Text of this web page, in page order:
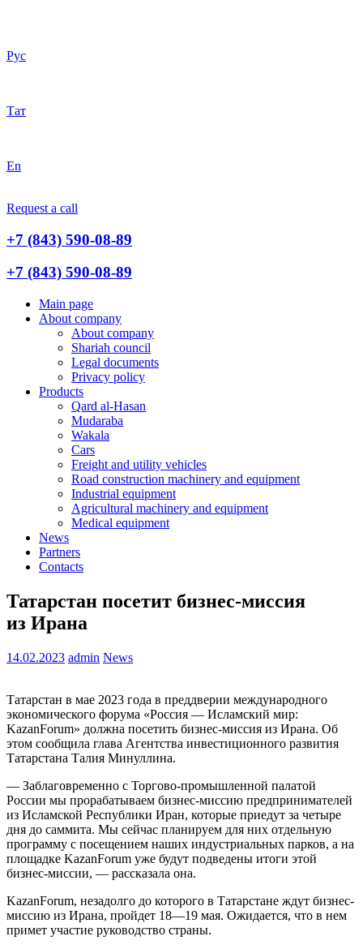
Рус
Тат
En
Request a call
+7 (843) 590-08-89
+7 (843) 590-08-89
Main page
About company
About company
Shariah council
Legal documents
Privacy policy
Products
Qard al-Hasan
Mudaraba
Wakala
Cars
Freight and utility vehicles
Road construction machinery and equipment
Industrial equipment
Agricultural machinery and equipment
Medical equipment
News
Partners
Contacts
Татарстан посетит бизнес-миссия
из Ирана
14.02.2023 admin News
Татарстан в мае 2023 года в преддверии международного
экономического форума «Россия — Исламский мир:
KazanForum» должна посетить бизнес-миссия из Ирана. Об
этом сообщила глава Агентства инвестиционного развития
Татарстана Талия Минуллина.
— Заблаговременно с Торгово-промышленной палатой
России мы прорабатываем бизнес-миссию предпринимателей
из Исламской Республики Иран, которые приедут за четыре
дня до саммита. Мы сейчас планируем для них отдельную
программу с посещением наших индустриальных парков, а на
площадке KazanForum уже будут подведены итоги этой
бизнес-миссии, — рассказала она.
KazanForum, незадолго до которого в Татарстане ждут бизнес-
миссию из Ирана, пройдет 18—19 мая. Ожидается, что в нем
примет участие руководство страны.